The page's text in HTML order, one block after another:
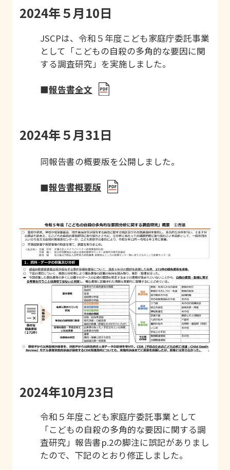
2024年５月10日
JSCPは、令和５年度こども家庭庁委託事業
として「こどもの自殺の多角的な要因に関
する調査研究」を実施しました。
■報告書全文
2024年５月31日
同報告書の概要版を公開しました。
■報告書概要版
2024年10月23日
令和５年度こども家庭庁委託事業として
「こどもの自殺の多角的な要因に関する調
査研究」報告書p.2の脚注に誤記がありまし
たので、下記のとおり修正しました。